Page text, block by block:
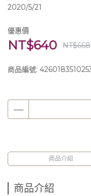
2020/5/21
優惠價
NT$640 NT$668
商品編號:
商品介紹
商品介紹